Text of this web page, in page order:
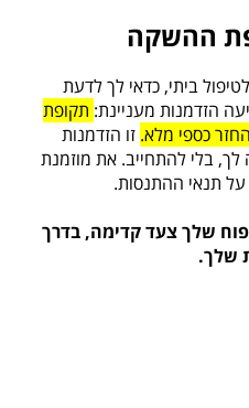
ההשקה
ביתי, כדאי לך לדעת
תקופת
זו הזדמנות
בלי להתחייב. את מוזמנת
תנאי ההתנסות.
שלך צעד קדימה, בדרך
שלך.